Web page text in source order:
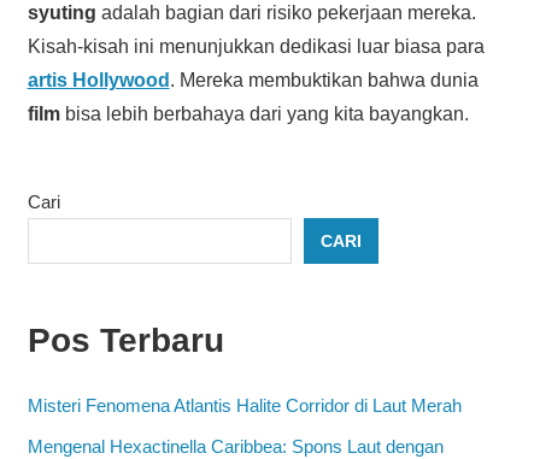
syuting adalah bagian dari risiko pekerjaan mereka.
Kisah-kisah ini menunjukkan dedikasi luar biasa para
artis Hollywood . Mereka membuktikan bahwa dunia
filmbisa lebih berbahaya dari yang kita bayangkan.
Cari
CARI
Pos Terbaru
Misteri Fenomena Atlantis Halite Corridor di Laut Merah
Mengenal Hexactinella Caribbea: Spons Laut dengan